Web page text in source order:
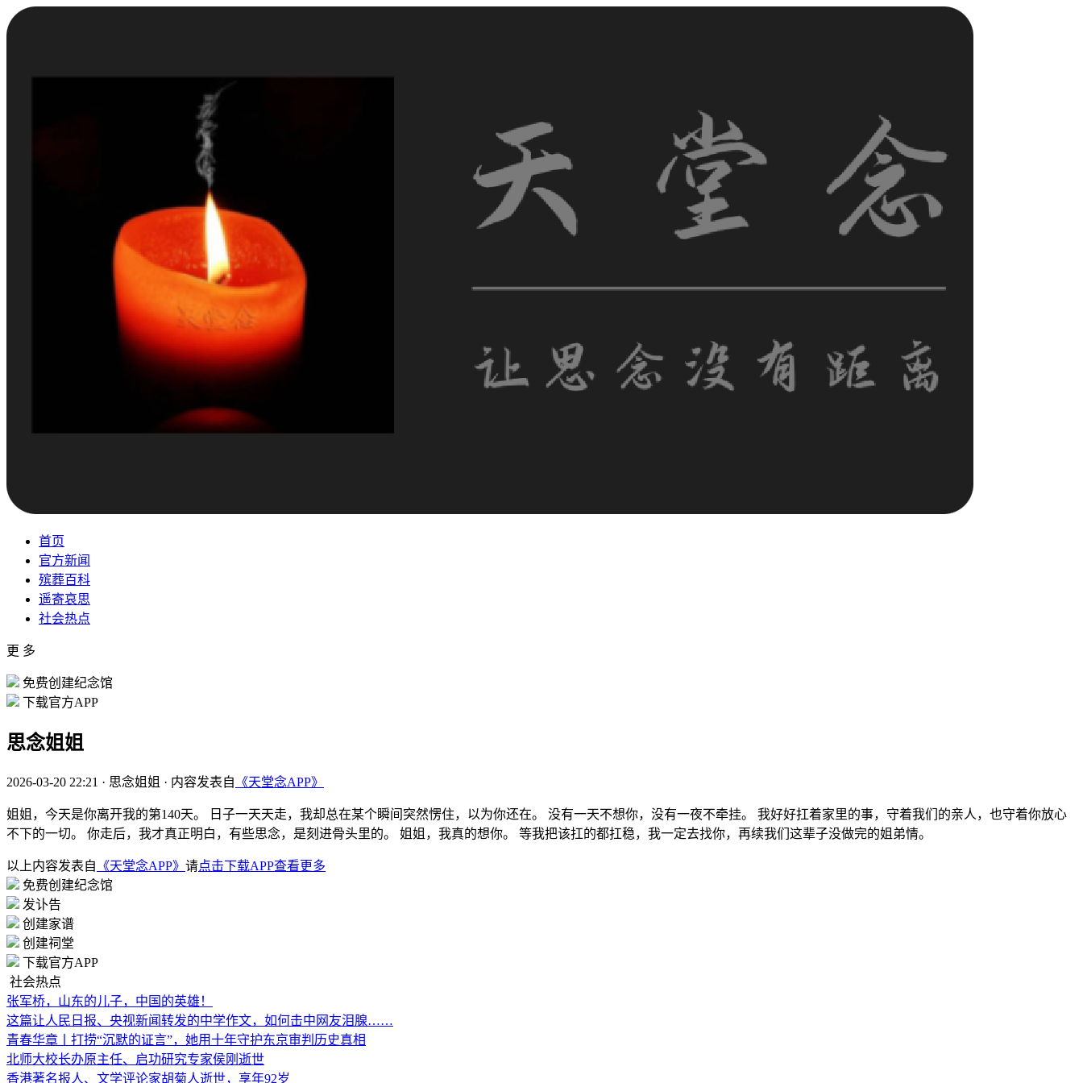
首页
官方新闻
殡葬百科
遥寄哀思
社会热点
更 多
免费创建纪念馆
下载官方APP
思念姐姐
2026-03-20 22:21 · 思念姐姐 · 内容发表自 《天堂念APP》
姐姐，今天是你离开我的第140天。 日子一天天走，我却总在某个瞬间突然愣住，以为你还在。 没有一天不想你，没有一夜不牵挂。 我好好扛着家里的事，守着我们的亲人，也守着你放心
不下的一切。 你走后，我才真正明白，有些思念，是刻进骨头里的。 姐姐，我真的想你。 等我把该扛的都扛稳，我一定去找你，再续我们这辈子没做完的姐弟情。
以上内容发表自 《天堂念APP》 请点击下载APP查看更多
免费创建纪念馆
发讣告
创建家谱
创建祠堂
下载官方APP
社会热点
张军桥，山东的儿子，中国的英雄！
这篇让人民日报、央视新闻转发的中学作文，如何击中网友泪腺……
青春华章丨打捞“沉默的证言”，她用十年守护东京审判历史真相
北师大校长办原主任、启功研究专家侯刚逝世
香港著名报人、文学评论家胡菊人逝世，享年92岁